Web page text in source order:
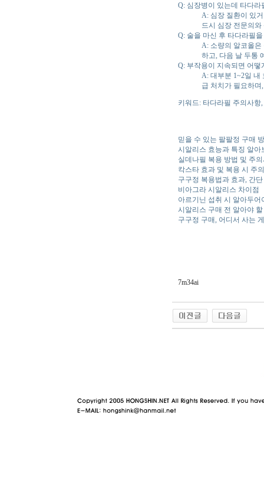
Q: 심장병이 있는데 타다라
A: 심장 질환이 있
드시 심장 전문의
Q: 술을 마신 후 타다라필
A: 소량의 알코올
하고, 다음 날 두통
Q: 부작용이 지속되면 어떻
A: 대부분 1~2일 내
급 처치가 필요하
키워드: 타다라필 주의사
믿을 수 있는 팔팔정 구매
시알리스 효능과 특징 알아
실데나필 복용 방법 및 주
칵스타 효과 및 복용 시 주
구구정 복용법과 효과, 간
비아그라 시알리스 차이점
아르기닌 섭취 시 알아두어
시알리스 구매 전 알아야
구구정 구매, 어디서 사는
7m34ai